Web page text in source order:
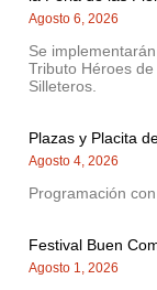
Agosto 6, 2026
Se
Tributo Héroes
Silleteros.
Plazas y Placita
Agosto 4, 2026
Programación
Festival Buen
Agosto 1, 2026